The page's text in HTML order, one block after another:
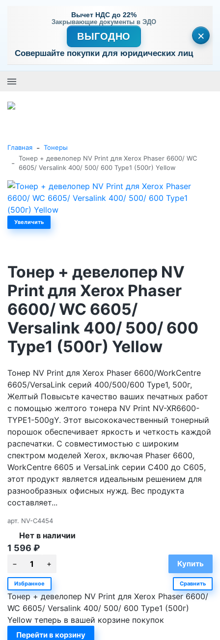
Вычет НДС до 22%
Закрывающие документы в ЭДО
ВЫГОДНО
Совершайте покупки для юридических лиц
×
Главная - Тонеры
- Тонер + девелопер NV Print для Xerox Phaser 6600/ WC
6605/ Versalink 400/ 500/ 600 Type1 (500г) Yellow
Увеличить
Тонер + девелопер NV
Print для Xerox Phaser
6600/ WC 6605/
Versalink 400/ 500/ 600
Type1 (500г) Yellow
Тонер NV Print для Xerox Phaser 6600/WorkCentre
6605/VersaLink серий 400/500/600 Type1, 500г,
Желтый Повысьте качество ваших печатных работ
с помощью желтого тонера NV Print NV-XR6600-
TYPE1-500gY. Этот высококачественный тонерный
порошок обеспечивает яркость и четкость каждой
распечатки. С совместимостью с широким
спектром моделей Xerox, включая Phaser 6600,
WorkCentre 6605 и VersaLink серии C400 до C605,
этот продукт является идеальным решением для
разнообразных офисных нужд. Вес продукта
составляет...
арт. NV-C4454
Нет в наличии
1 596 ₽
Избранное Сравнить
Тонер + девелопер NV Print для Xerox Phaser 6600/
WC 6605/ Versalink 400/ 500/ 600 Type1 (500г)
Yellow теперь в вашей корзине покупок
Перейти в корзину